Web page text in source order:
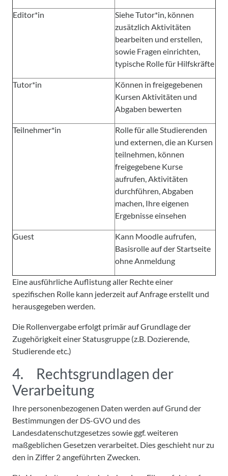
Editor*in
Siehe Tutor*in, können
zusätzlich Aktivitäten
bearbeiten und erstellen,
sowie Fragen einrichten,
typische Rolle für Hilfskräfte
Tutor*in
Können in freigegebenen
Kursen Aktivitäten und
Abgaben bewerten
Teilnehmer*in
Rolle für alle Studierenden
und externen, die an Kursen
teilnehmen, können
freigegebene Kurse
aufrufen, Aktivitäten
durchführen, Abgaben
machen, Ihre eigenen
Ergebnisse einsehen
Guest
Kann Moodle aufrufen,
Basisrolle auf der Startseite
ohne Anmeldung
Eine ausführliche Auflistung aller Rechte einer
spezifischen Rolle kann jederzeit auf Anfrage erstellt und
herausgegeben werden.
Die Rollenvergabe erfolgt primär auf Grundlage der
Zugehörigkeit einer Statusgruppe (z.B. Dozierende,
Studierende etc.)
4. Rechtsgrundlagen der
Verarbeitung
Ihre personenbezogenen Daten werden auf Grund der
Bestimmungen der DS-GVO und des
Landesdatenschutzgesetzes sowie ggf. weiteren
maßgeblichen Gesetzen verarbeitet. Dies geschieht nur zu
den in Ziffer 2 angeführten Zwecken.